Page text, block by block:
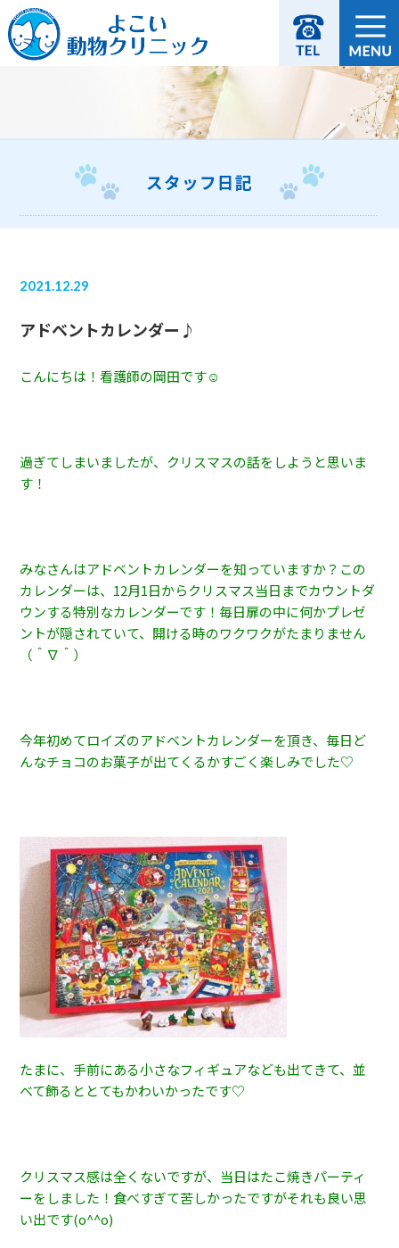
スタッフ日記
2021.12.29
アドベントカレンダー♪
こんにちは！看護師の岡田です☺️
過ぎてしまいましたが、クリスマスの話をしようと思いま
す！
みなさんはアドベントカレンダーを知っていますか？この
カレンダーは、12月1日からクリスマス当日までカウントダ
ウンする特別なカレンダーです！毎日扉の中に何かプレゼ
ントが隠されていて、開ける時のワクワクがたまりません
（＾∇＾）
今年初めてロイズのアドベントカレンダーを頂き、毎日ど
んなチョコのお菓子が出てくるかすごく楽しみでした♡
たまに、手前にある小さなフィギュアなども出てきて、並
べて飾るととてもかわいかったです♡
クリスマス感は全くないですが、当日はたこ焼きパーティ
ーをしました！食べすぎて苦しかったですがそれも良い思
い出です(o^^o)